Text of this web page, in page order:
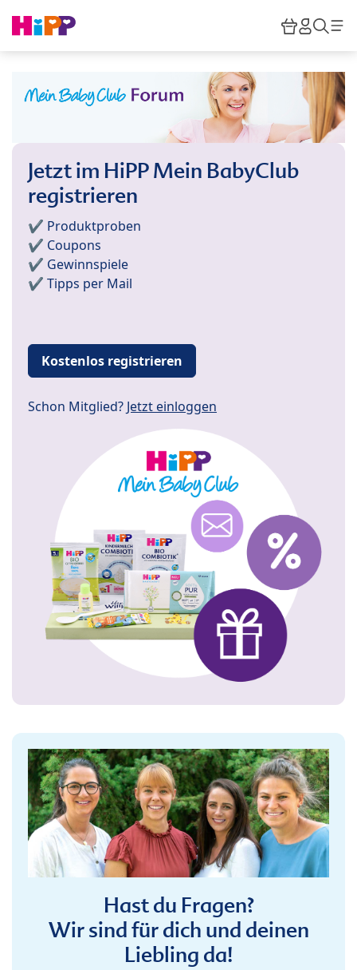
HiPP
Jetzt im HiPP Mein BabyClub
registrieren
✔️ Produktproben
✔️ Coupons
✔️ Gewinnspiele
✔️ Tipps per Mail
Kostenlos registrieren
Schon Mitglied? Jetzt einloggen
Hast du Fragen?
Wir sind für dich und deinen
Liebling da!